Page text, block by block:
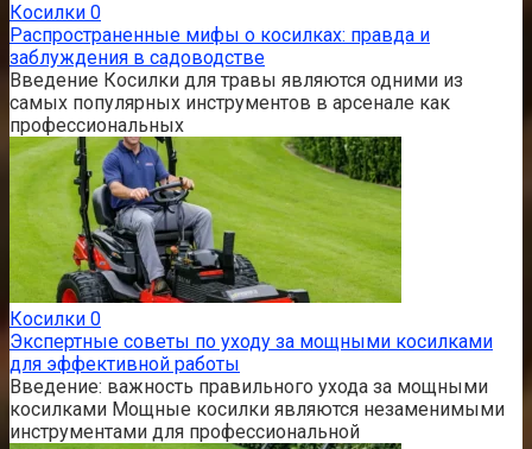
Косилки 0
Распространенные мифы о косилках: правда и
заблуждения в садоводстве
Введение Косилки для травы являются одними из
самых популярных инструментов в арсенале как
профессиональных
Косилки 0
Экспертные советы по уходу за мощными косилками
для эффективной работы
Введение: важность правильного ухода за мощными
косилками Мощные косилки являются незаменимыми
инструментами для профессиональной